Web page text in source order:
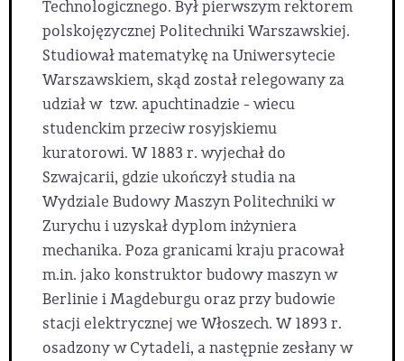
Technologicznego. Był pierwszym rektorem
polskojęzycznej Politechniki Warszawskiej.
Studiował matematykę na Uniwersytecie
Warszawskiem, skąd został relegowany za
udział w tzw. apuchtinadzie - wiecu
studenckim przeciw rosyjskiemu
kuratorowi. W 1883 r. wyjechał do
Szwajcarii, gdzie ukończył studia na
Wydziale Budowy Maszyn Politechniki w
Zurychu i uzyskał dyplom inżyniera
mechanika. Poza granicami kraju pracował
m.in. jako konstruktor budowy maszyn w
Berlinie i Magdeburgu oraz przy budowie
stacji elektrycznej we Włoszech. W 1893 r.
osadzony w Cytadeli, a następnie zesłany w